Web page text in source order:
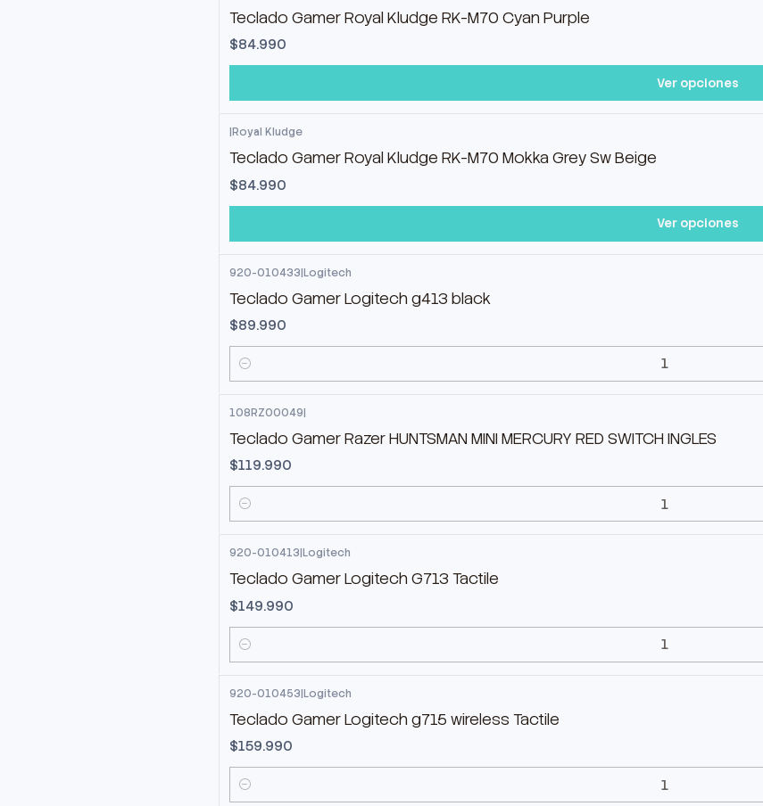
Teclado Gamer Royal Kludge RK-M70 Cyan Purple
$84.990
Ver opciones
|Royal Kludge
Teclado Gamer Royal Kludge RK-M70 Mokka Grey Sw Beige
$84.990
Ver opciones
920-010433|Logitech
Teclado Gamer Logitech g413 black
$89.990
Cantidad
108RZ00049|
Teclado Gamer Razer HUNTSMAN MINI MERCURY RED SWITCH INGLES
$119.990
Cantidad
920-010413|Logitech
Teclado Gamer Logitech G713 Tactile
$149.990
Cantidad
920-010453|Logitech
Teclado Gamer Logitech g715 wireless Tactile
$159.990
Cantidad